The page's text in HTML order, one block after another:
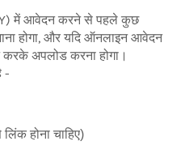
में आवेदन करने से पहले कुछ
होगा, और यदि ऑनलाइन आवेदन
अपलोड करना होगा।
-
होना चाहिए)